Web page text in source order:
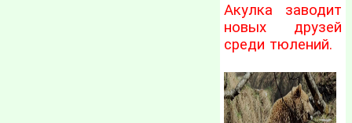
Акулка заводит
новых друзей
среди тюлений.